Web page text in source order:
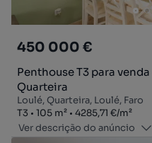
450 000 €
Penthouse T3 para
Quarteira
Loulé, Quarteira, Loulé, Faro
Tipologia
T3
Zona105 m²
Preço por metro quadrado
4285,71 €/m²
Ver descrição do anúncio